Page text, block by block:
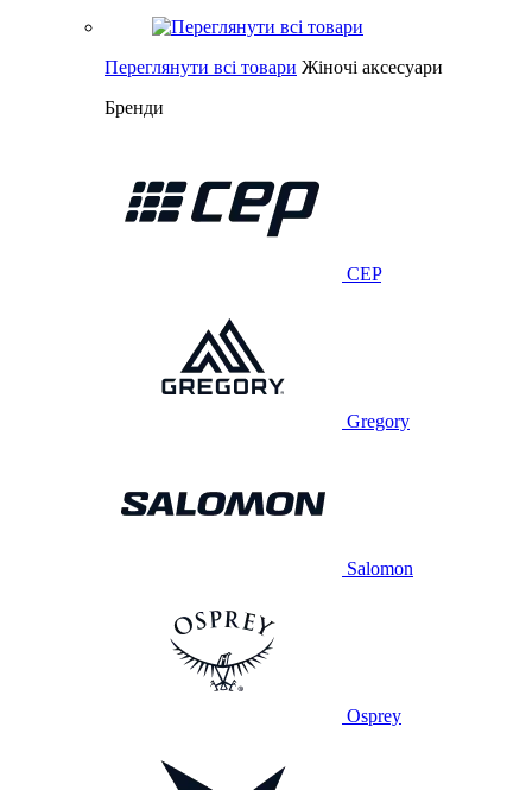
Переглянути всі товари Жіночі аксесуари
Бренди
CEP
Gregory
Salomon
Osprey